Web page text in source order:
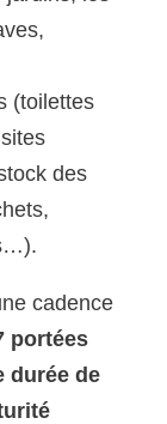
(toilettes
des
cadence
portées
durée de